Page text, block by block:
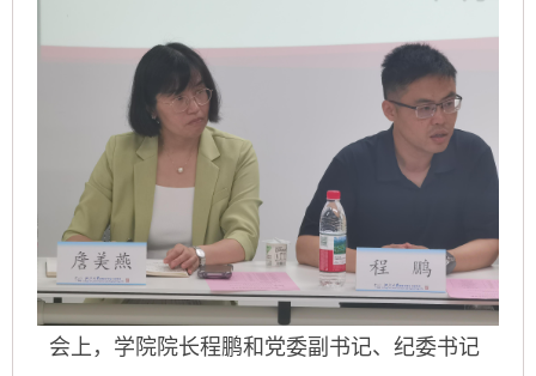
会上，学院院长程鹏和党委副书记、纪委书记